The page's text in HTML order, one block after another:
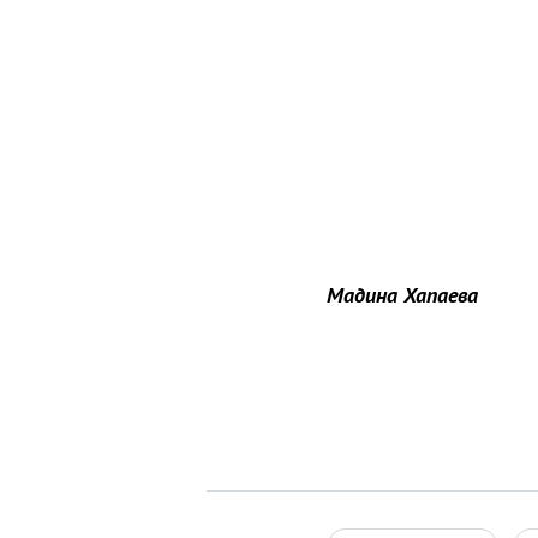
Мадина Хапаева